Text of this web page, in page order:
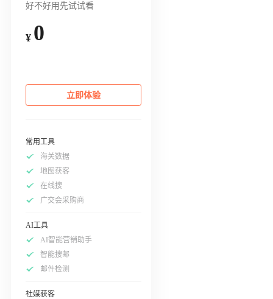
好不好用先试试看
¥ 0
立即体验
常用工具
海关数据
地图获客
在线搜
广交会采购商
AI工具
AI智能营销助手
智能搜邮
邮件检测
社媒获客